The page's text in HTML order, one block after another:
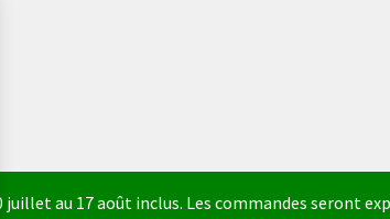
juillet au 17 août inclus. Les commandes seront